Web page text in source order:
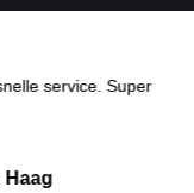
Super